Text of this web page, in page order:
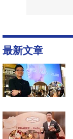
最新文章